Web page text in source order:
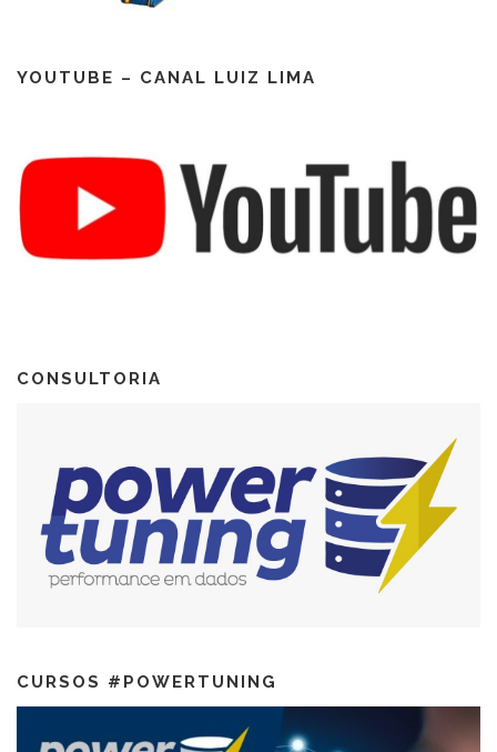
YOUTUBE – CANAL LUIZ LIMA
CONSULTORIA
CURSOS #POWERTUNING